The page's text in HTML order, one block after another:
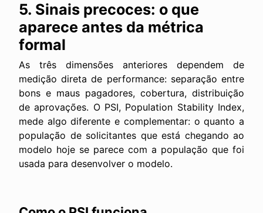
5. Sinais precoces: o que
aparece antes da métrica
formal
As três dimensões anteriores dependem de
medição direta de performance: separação entre
bons e maus pagadores, cobertura, distribuição
de aprovações. O PSI, Population Stability Index,
mede algo diferente e complementar: o quanto a
população de solicitantes que está chegando ao
modelo hoje se parece com a população que foi
usada para desenvolver o modelo.